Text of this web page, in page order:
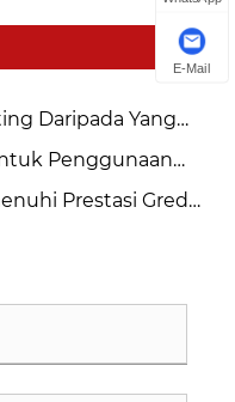
Daripada Yang
Penggunaan
Prestasi Gred
E-Mail